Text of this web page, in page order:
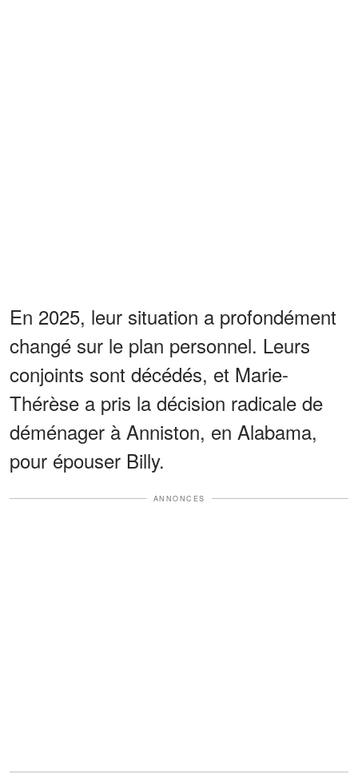
En 2025, leur situation a profondément
changé sur le plan personnel. Leurs
conjoints sont décédés, et Marie-
Thérèse a pris la décision radicale de
déménager à Anniston, en Alabama,
pour épouser Billy.
ANNONCES